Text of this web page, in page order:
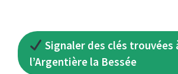
Signaler des clés trouvées
l’Argentière la Bessée